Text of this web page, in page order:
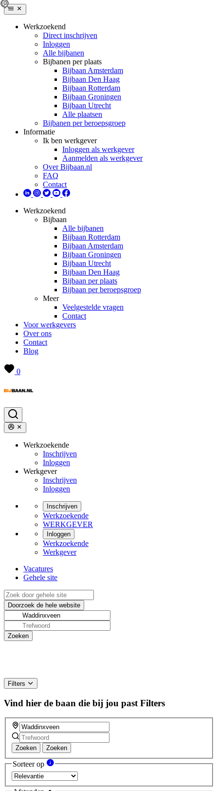
Werkzoekend
Direct inschrijven
Inloggen
Alle bijbanen
Bijbanen per plaats
Bijbaan Amsterdam
Bijbaan Den Haag
Bijbaan Rotterdam
Bijbaan Groningen
Bijbaan Utrecht
Alle plaatsen
Bijbanen per beroepsgroep
Informatie
Ik ben werkgever
Inloggen als werkgever
Aanmelden als werkgever
Over Bijbaan.nl
FAQ
Contact
Werkzoekend
Bijbaan
Alle bijbanen
Bijbaan Rotterdam
Bijbaan Amsterdam
Bijbaan Groningen
Bijbaan Utrecht
Bijbaan Den Haag
Bijbaan per plaats
Bijbaan per beroepsgroep
Meer
Veelgestelde vragen
Contact
Voor werkgevers
Over ons
Contact
Blog
0
Werkzoekende
Inschrijven
Inloggen
Werkgever
Inschrijven
Inloggen
Inschrijven
Werkzoekende
WERKGEVER
Inloggen
Werkzoekende
Werkgever
Vacatures
Gehele site
Filters
Vind hier de baan die bij jou past Filters
Zoeken Zoeken
Sorteer op